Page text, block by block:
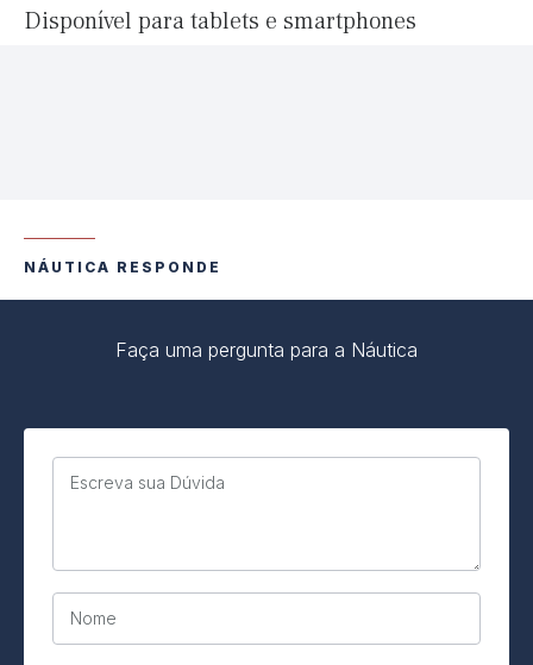
Disponível para tablets e smartphones
NÁUTICA RESPONDE
Faça uma pergunta para a Náutica
Escreva sua Dúvida
Nome